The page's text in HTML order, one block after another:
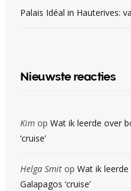
Palais Idéal in Hauterives:
Nieuwste reacties
Kim op Wat ik leerde over
‘cruise’
Helga Smit op Wat ik
Galapagos ‘cruise’